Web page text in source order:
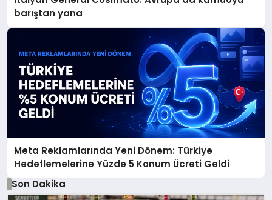
barıştan yana
Meta Reklamlarında Yeni Dönem: Türkiye
Hedeflemelerine Yüzde 5 Konum Ücreti Geldi
Son Dakika